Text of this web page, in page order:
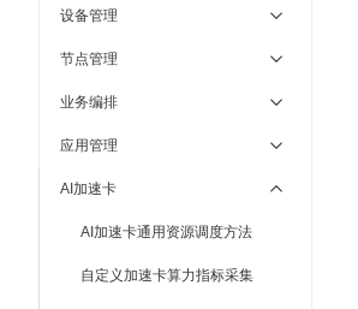
设备管理
节点管理
业务编排
应用管理
AI加速卡
AI加速卡通用资源调度方法
自定义加速卡算力指标采集